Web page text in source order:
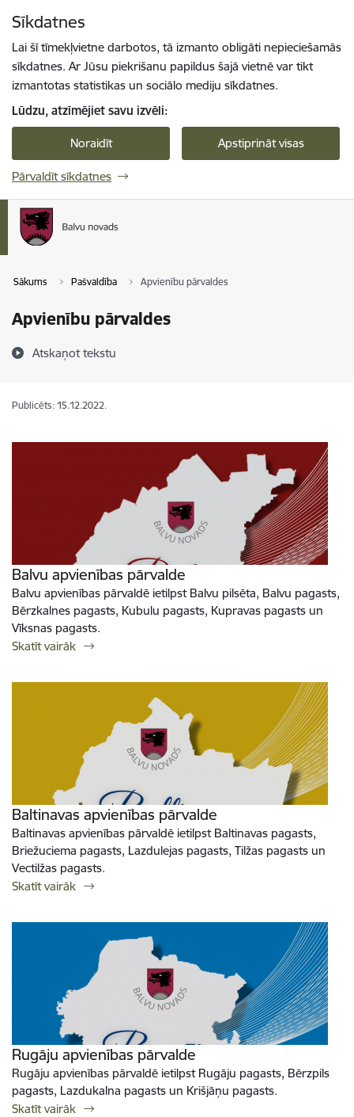
Sīkdatnes
Lai šī tīmekļvietne darbotos, tā izmanto obligāti nepieciešamās
sīkdatnes. Ar Jūsu piekrišanu papildus šajā vietnē var tikt
izmantotas statistikas un sociālo mediju sīkdatnes.
Lūdzu, atzīmējiet savu izvēli:
Noraidīt Apstiprināt visas
Pārvaldīt sīkdatnes
Sākums Pašvaldība Apvienību pārvaldes
Apvienību pārvaldes
Atskaņot tekstu
Publicēts: 15.12.2022.
Balvu apvienības pārvalde
Balvu apvienības pārvaldē ietilpst Balvu pilsēta, Balvu pagasts,
Bērzkalnes pagasts, Kubulu pagasts, Kupravas pagasts un
Vīksnas pagasts.
Skatīt vairāk
Baltinavas apvienības pārvalde
Baltinavas apvienības pārvaldē ietilpst Baltinavas pagasts,
Briežuciema pagasts, Lazdulejas pagasts, Tilžas pagasts un
Vectilžas pagasts.
Skatīt vairāk
Rugāju apvienības pārvalde
Rugāju apvienības pārvaldē ietilpst Rugāju pagasts, Bērzpils
pagasts, Lazdukalna pagasts un Krišjāņu pagasts.
Skatīt vairāk